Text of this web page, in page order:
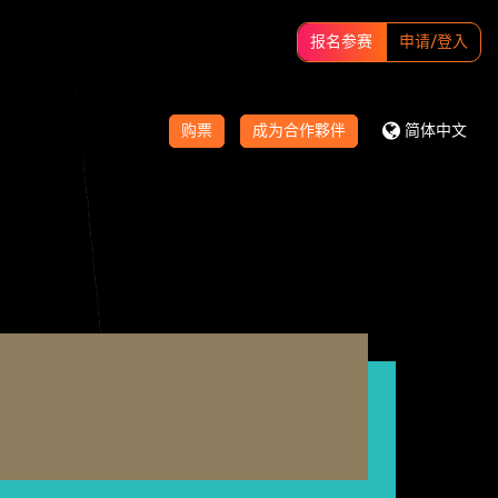
报名参赛 申请/登入
购票 成为合作夥伴 简体中文